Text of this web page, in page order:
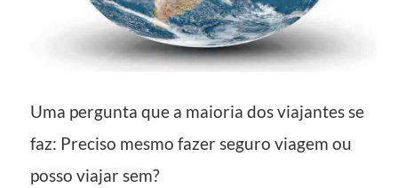
Uma pergunta que a maioria dos viajantes se
faz: Preciso mesmo fazer seguro viagem ou
posso viajar sem?